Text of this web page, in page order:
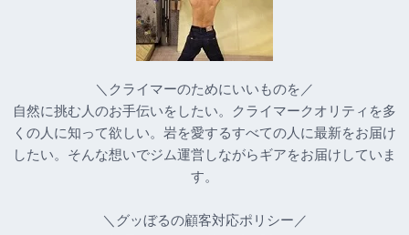
＼クライマーのためにいいものを／
自然に挑む人のお手伝いをしたい。クライマークオリティを多
くの人に知って欲しい。岩を愛するすべての人に最新をお届け
したい。そんな想いでジム運営しながらギアをお届けしていま
す。
＼グッぼるの顧客対応ポリシー／